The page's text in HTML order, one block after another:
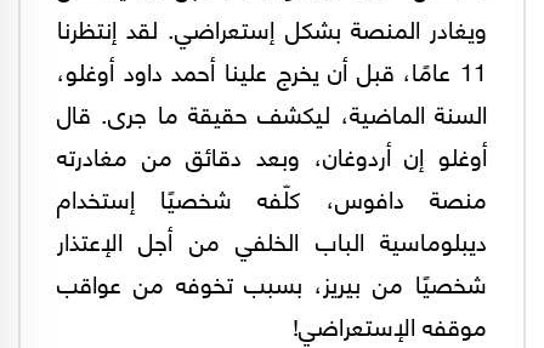
ويغادر المنصة بشكل إستعراضي. لقد إنتظرنا
11 عامًا، قبل أن يخرج علينا أحمد داود أوغلو،
السنة الماضية، ليكشف حقيقة ما جرى. قال
أوغلو إن أردوغان، وبعد دقائق من مغادرته
منصة دافوس، كلّفه شخصيًا إستخدام
ديبلوماسية الباب الخلفي من أجل الإعتذار
شخصيًا من بيريز، بسبب تخوفه من عواقب
موقفه الإستعراضي!